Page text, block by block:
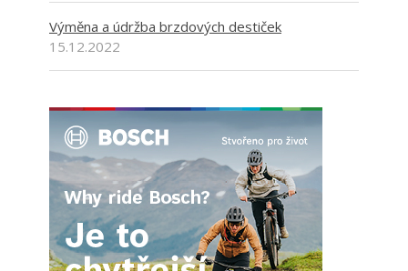
Výměna a údržba brzdových destiček
15.12.2022